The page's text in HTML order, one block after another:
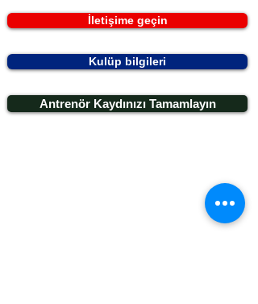
İletişime geçin
Kulüp bilgileri
Antrenör Kaydınızı Tamamlayın